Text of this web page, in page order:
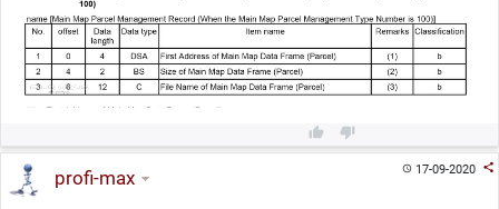
 
17-09-2020 
profi-max